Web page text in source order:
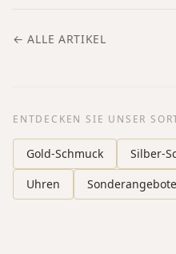
← ALLE ARTIKEL
ENTDECKEN SIE UNSER
Gold-Schmuck Silber-
Uhren
Sonderangebote